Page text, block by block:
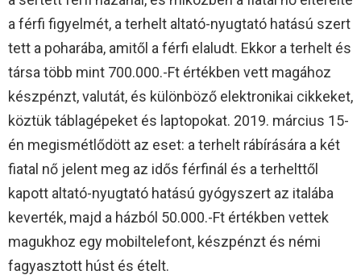
a férfi figyelmét, a terhelt altató-nyugtató hatású szert
tett a poharába, amitől a férfi elaludt. Ekkor a terhelt és
társa több mint 700.000.-Ft értékben vett magához
készpénzt, valutát, és különböző elektronikai cikkeket,
köztük táblagépeket és laptopokat. 2019. március 15-
én megismétlődött az eset: a terhelt rábírására a két
fiatal nő jelent meg az idős férfinál és a terhelttől
kapott altató-nyugtató hatású gyógyszert az italába
keverték, majd a házból 50.000.-Ft értékben vettek
magukhoz egy mobiltelefont, készpénzt és némi
fagyasztott húst és ételt.